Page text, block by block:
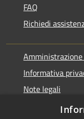
FAQ
Richiedi
Informativa
Note legali
Dichiarazione di